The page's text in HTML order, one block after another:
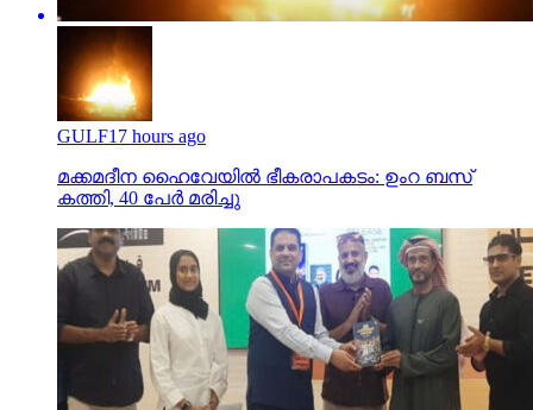
GULF17 hours ago
മക്കമദീന ഹൈവേയില്‍ ഭീകരാപകടം: ഉംറ ബസ്
കത്തി, 40 പേര്‍ മരിച്ചു